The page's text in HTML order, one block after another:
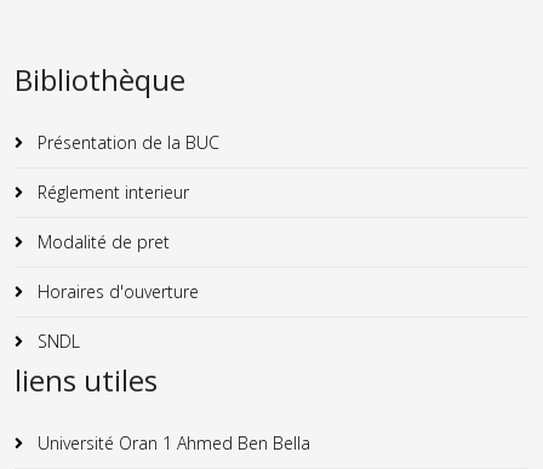
Bibliothèque
Présentation de la BUC
Réglement interieur
Modalité de pret
Horaires d'ouverture
SNDL
liens utiles
Université Oran 1 Ahmed Ben Bella